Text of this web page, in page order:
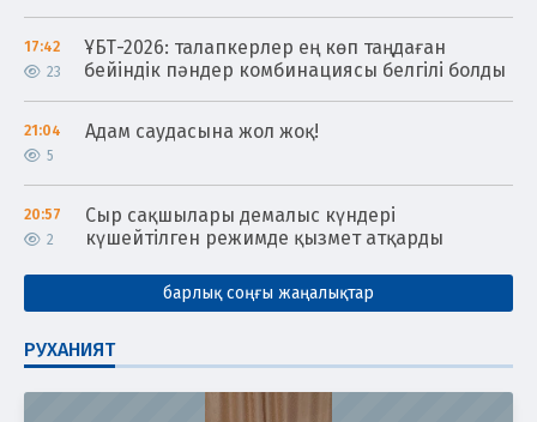
17:42
23
ҰБТ-2026: талапкерлер ең көп таңдаған
бейіндік пәндер комбинациясы белгілі болды
21:04
5
Адам саудасына жол жоқ!
20:57
2
Сыр сақшылары демалыс күндері
күшейтілген режимде қызмет атқарды
барлық соңғы жаңалықтар
РУХАНИЯТ